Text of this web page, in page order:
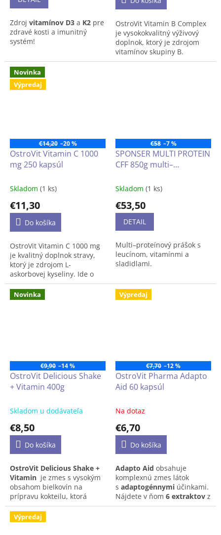
Zdroj vitamínov D3 a K2 pre
zdravé kosti a imunitný
systém!
OstroVit Vitamin B Complex
je vysokokvalitný výživový
doplnok, ktorý je zdrojom
vitamínov skupiny B.
Prípravok je obohatený aj o
Novinka
Výpredaj
€14,20 –20 %
OstroVit Vitamin C 1000
mg 250 kapsúl
Skladom (1 ks)
€11,30
Do košíka
OstroVit Vitamin C 1000 mg
je kvalitný doplnok stravy,
ktorý je zdrojom L-
askorbovej kyseliny. Ide o
produkt dostupný vo forme
ľahko prehltnuteľných
kapsúl, ktorý sa vyznačuje
vitamínu C.
€58 –7 %
SPONSER MULTI PROTEIN
CFF 850g multi–
leucínom, vitamínmi a
aminokyselinu L-leucín s
veľmi nízkym obsahom
laktózy
Skladom (1 ks)
€53,50
DETAIL
Multi–proteínový prášok s
leucínom, vitamínmi a
sladidlami.
Novinka
€9,90 –14 %
OstroVit Delicious Shake
+ Vitamin 400g
Skladom u dodávateľa
€8,50
Do košíka
OstroVit Delicious Shake +
Vitamin je zmes s vysokým
obsahom bielkovín na
prípravu kokteilu, ktorá
obsahuje komplex vitamínov
a minerálnych látok. Je to
prípravok dostupný vo forme
Výpredaj
€7,70 –12 %
OstroVit Pharma Adapto
Aid 60 kapsúl
Na dotaz
€6,70
Do košíka
Adapto Aid obsahuje
komplexnú zmes látok
s adaptogénnymi účinkami.
Nájdete v ňom 6 extraktov z
bylín, medzi ktorými
Výpredaj